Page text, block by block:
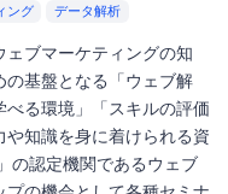
ング データ解析
ェブマーケティングの知
基盤となる「ウェブ解
る環境」「スキルの評価
知識を身に着けられる資
の認定機関であるウェブ